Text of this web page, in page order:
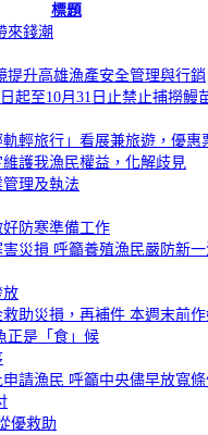
標題
來錢潮
升高雄漁產安全管理與行銷
起至10月31日止禁止捕撈鰻
軌輕旅行」看展兼旅遊，優惠
護我漁民權益，化解歧見
理及執法
防寒準備工作
災損 呼籲養殖漁民嚴防新
放
助災損，再補件 本週末前
正是「食」候
請漁民 呼籲中央儘早放寬
優救助